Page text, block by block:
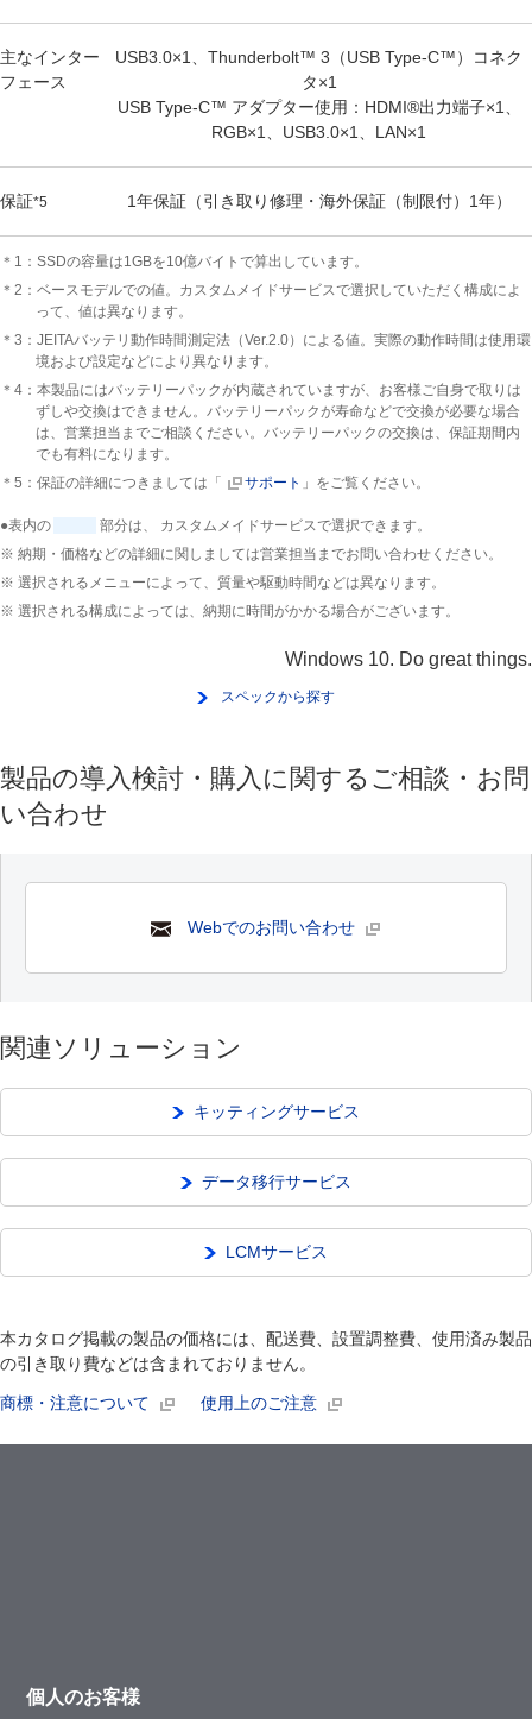
主なインター
フェース
USB3.0×1、Thunderbolt™ 3（USB Type-C™）コネク
タ×1
USB Type-C™ アダプター使用：HDMI®出力端子×1、
RGB×1、USB3.0×1、LAN×1
保証*5 1年保証（引き取り修理・海外保証（制限付）1年）
＊1：SSDの容量は1GBを10億バイトで算出しています。
＊2：ベースモデルでの値。カスタムメイドサービスで選択していただく構成によ
って、値は異なります。
＊3：JEITAバッテリ動作時間測定法（Ver.2.0）による値。実際の動作時間は使用環
境および設定などにより異なります。
＊4：本製品にはバッテリーパックが内蔵されていますが、お客様ご自身で取りは
ずしや交換はできません。バッテリーパックが寿命などで交換が必要な場合
は、営業担当までご相談ください。バッテリーパックの交換は、保証期間内
でも有料になります。
＊5：保証の詳細につきましては「
サポート 」をご覧ください。
●表内の
部分は、 カスタムメイドサービスで選択できます。
※ 納期・価格などの詳細に関しましては営業担当までお問い合わせください。
※ 選択されるメニューによって、質量や駆動時間などは異なります。
※ 選択される構成によっては、納期に時間がかかる場合がございます。
Windows 10. Do great things.
スペックから探す
製品の導入検討・購入に関するご相談・お問
い合わせ
Webでのお問い合わせ
関連ソリューション
キッティングサービス
データ移行サービス
LCMサービス
本カタログ掲載の製品の価格には、配送費、設置調整費、使用済み製品
の引き取り費などは含まれておりません。
商標・注意について 使用上のご注意
個人のお客様